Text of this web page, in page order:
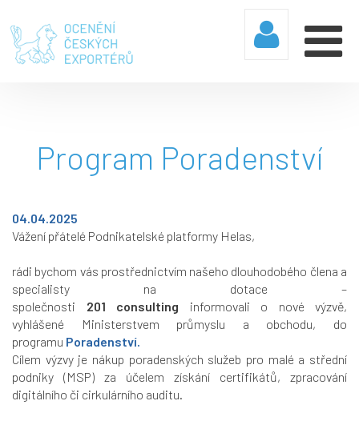
Program Poradenství
04.04.2025
Vážení přátelé Podnikatelské platformy Helas,
rádi bychom vás prostřednictvím našeho dlouhodobého člena a
specialisty na dotace –
společnosti 201 consulting informovali o nové výzvě,
vyhlášené Ministerstvem průmyslu a obchodu, do
programu Poradenství.
Cílem výzvy je nákup poradenských služeb pro malé a střední
podniky (MSP) za účelem získání certifikátů, zpracování
digitálního či cirkulárního auditu.